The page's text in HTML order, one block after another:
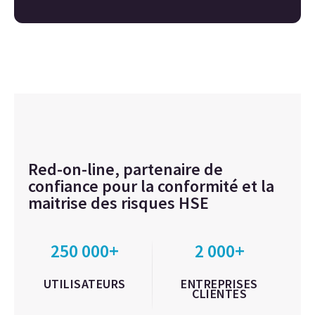
Red-on-line, partenaire de
confiance pour la conformité et la
maitrise des risques HSE
250 000+
UTILISATEURS
2 000+
ENTREPRISES
CLIENTES